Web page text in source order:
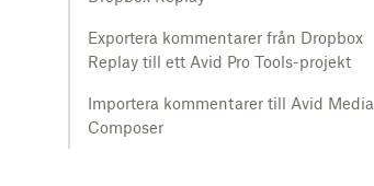
Exportera kommentarer från Dropbox
Replay till ett Avid Pro Tools-projekt
Importera kommentarer till Avid Media
Composer